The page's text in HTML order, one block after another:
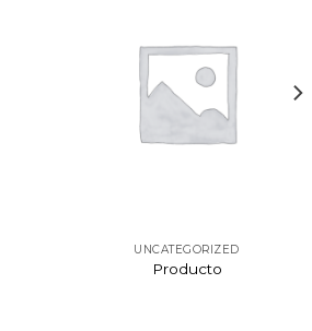
UNCATEGORIZED
Producto